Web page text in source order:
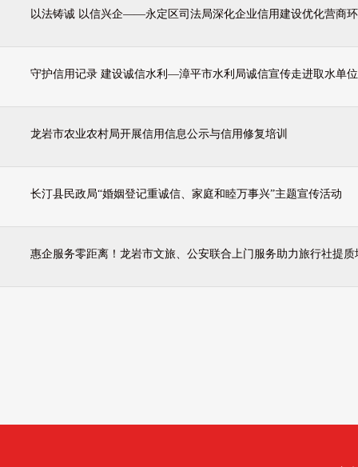
以法铸诚 以信兴企——永定区司法局深化企业信用建设优化营商
守护信用记录 建设诚信水利—漳平市水利局诚信宣传走进取水单位
龙岩市农业农村局开展信用信息公示与信用修复培训
长汀县民政局“婚姻登记重诚信、家庭和睦万事兴”主题宣传活动
惠企服务零距离！龙岩市文旅、公安联合上门服务助力旅行社提质